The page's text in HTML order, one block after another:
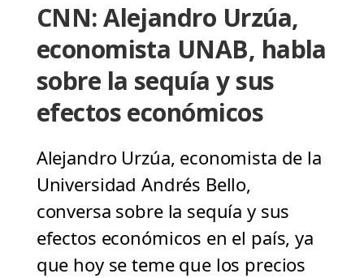
CNN: Alejandro Urzúa,
economista UNAB, habla
sobre la sequía y sus
efectos económicos
Alejandro Urzúa, economista de la
Universidad Andrés Bello,
conversa sobre la sequía y sus
efectos económicos en el país, ya
que hoy se teme que los precios